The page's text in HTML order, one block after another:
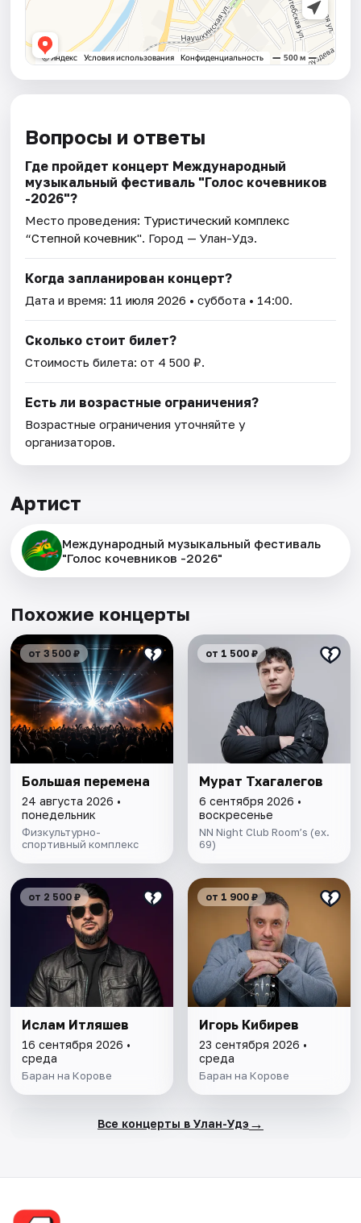
Вопросы и ответы
Где пройдет концерт Международный
музыкальный фестиваль "Голос кочевников
-2026"?
Место проведения: Туристический комплекс
“Степной кочевник". Город — Улан-Удэ.
Когда запланирован концерт?
Дата и время: 11 июля 2026 • суббота • 14:00.
Сколько стоит билет?
Стоимость билета: от 4 500 ₽.
Есть ли возрастные ограничения?
Возрастные ограничения уточняйте у
организаторов.
Артист
Международный музыкальный фестиваль
"Голос кочевников -2026"
Похожие концерты
от 3 500 ₽
Большая перемена
24 августа 2026 •
понедельник
Физкультурно-
спортивный комплекс
от 1 500 ₽
Мурат Тхагалегов
6 сентября 2026 •
воскресенье
NN Night Club Room’s (ex.
69)
от 2 500 ₽
Ислам Итляшев
16 сентября 2026 •
среда
Баран на Корове
от 1 900 ₽
Игорь Кибирев
23 сентября 2026 •
среда
Баран на Корове
Все концерты в Улан-Удэ →